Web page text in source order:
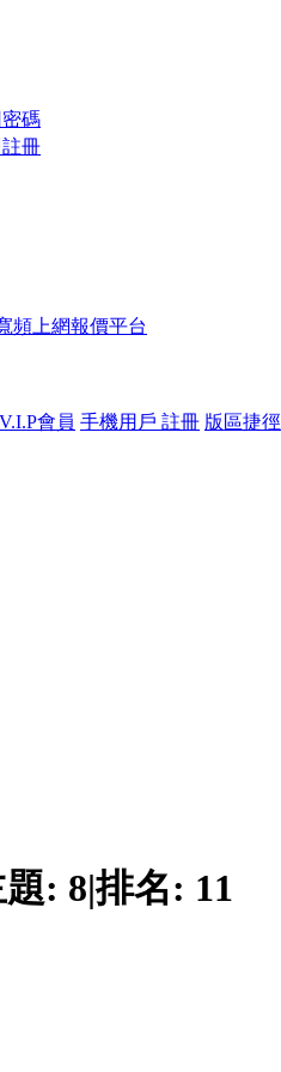
碼
冊
頻上網報價平台
V.I.P會員 手機用戶 註冊 版區捷徑
: 8|排名: 11